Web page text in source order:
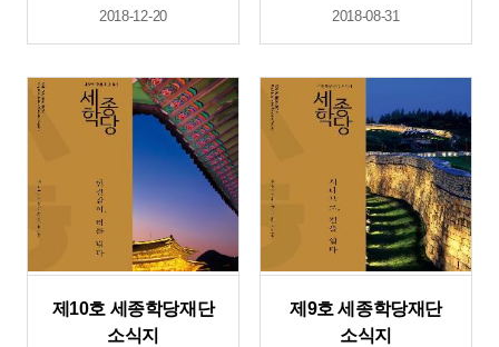
2018-12-20 2018-08-31
제10호 세종학당재단
소식지
제9호 세종학당재단
소식지